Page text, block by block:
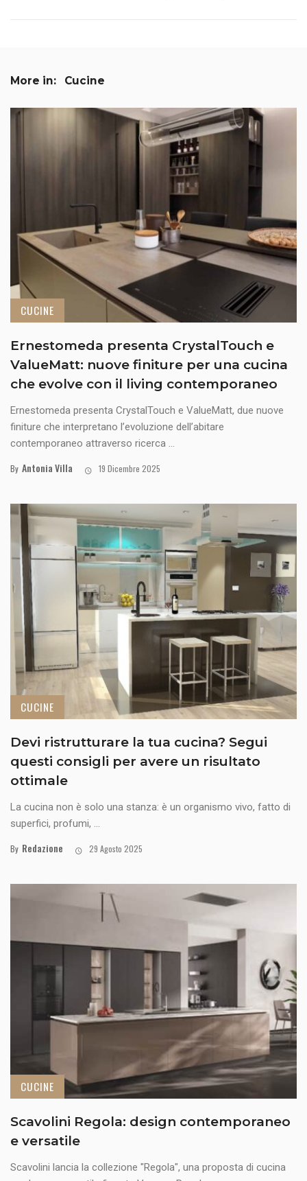
More in: Cucine
CUCINE
Ernestomeda presenta CrystalTouch e
ValueMatt: nuove finiture per una cucina
che evolve con il living contemporaneo
Ernestomeda presenta CrystalTouch e ValueMatt, due nuove
finiture che interpretano l’evoluzione dell’abitare
contemporaneo attraverso ricerca ...
By Antonia Villa 19 Dicembre 2025
CUCINE
Devi ristrutturare la tua cucina? Segui
questi consigli per avere un risultato
ottimale
La cucina non è solo una stanza: è un organismo vivo, fatto di
superfici, profumi, ...
By Redazione 29 Agosto 2025
CUCINE
Scavolini Regola: design contemporaneo
e versatile
Scavolini lancia la collezione "Regola", una proposta di cucina